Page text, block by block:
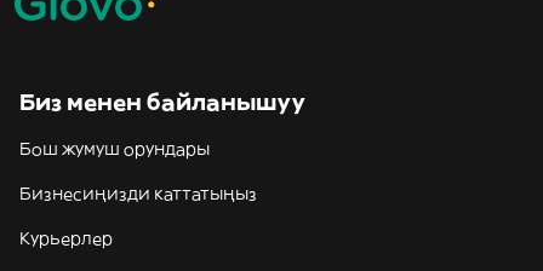
Биз менен байланышуу
Бош жумуш орундары
Бизнесиңизди каттатыңыз
Курьерлер